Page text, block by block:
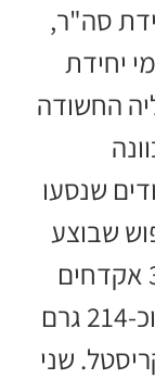
סה"ר,
ולוחמי יחידת
החשודה
שנסעו
שבוצע
ברכב נתפסו, כשהם מוסלקים, 3 אקדחים
מסוג גלוק, 3 מחסניות תואמות וכ-214 גרם
שני